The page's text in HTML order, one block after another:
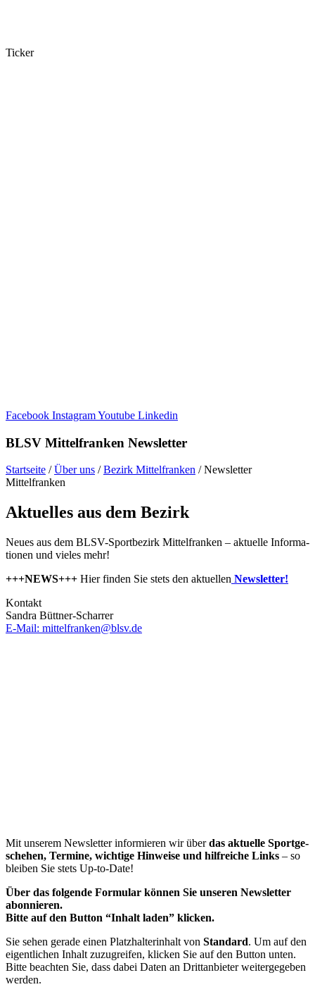
Ticker
Facebook InstagramYoutube Linkedin
BLSV Mittel­fran­ken Newsletter
Start­seite /Über uns /Bezirk Mittel­fran­ken /News­let­ter
Mittelfranken
Aktu­el­les aus dem Bezirk
Neues aus dem BLSV-Sport­be­zirk Mittel­fran­ken – aktu­elle Infor­ma­
tio­nen und vieles mehr!
+++NEWS+++ Hier finden Sie stets den aktu­el­len News­let­ter!
Kontakt
Sandra Bütt­ner-Schar­rer
E‑Mail: mittelfranken@​blsv.​de
Mit unse­rem News­let­ter infor­mie­ren wir überdas aktu­elle Sport­ge­
sche­hen, Termine, wich­tige Hinweise und hilf­rei­che Links – so
blei­ben Sie stets Up-to-Date!
Über das folgende Formu­lar können Sie unse­ren News­let­ter
abonnieren.
Bitte auf den Button “Inhalt laden” klicken.
Sie sehen gerade einen Platz­hal­ter­in­halt von Stan­dard. Um auf den
eigent­li­chen Inhalt zuzu­grei­fen, klicken Sie auf den Button unten.
Bitte beach­ten Sie, dass dabei Daten an Dritt­an­bie­ter weiter­ge­ge­ben
werden.